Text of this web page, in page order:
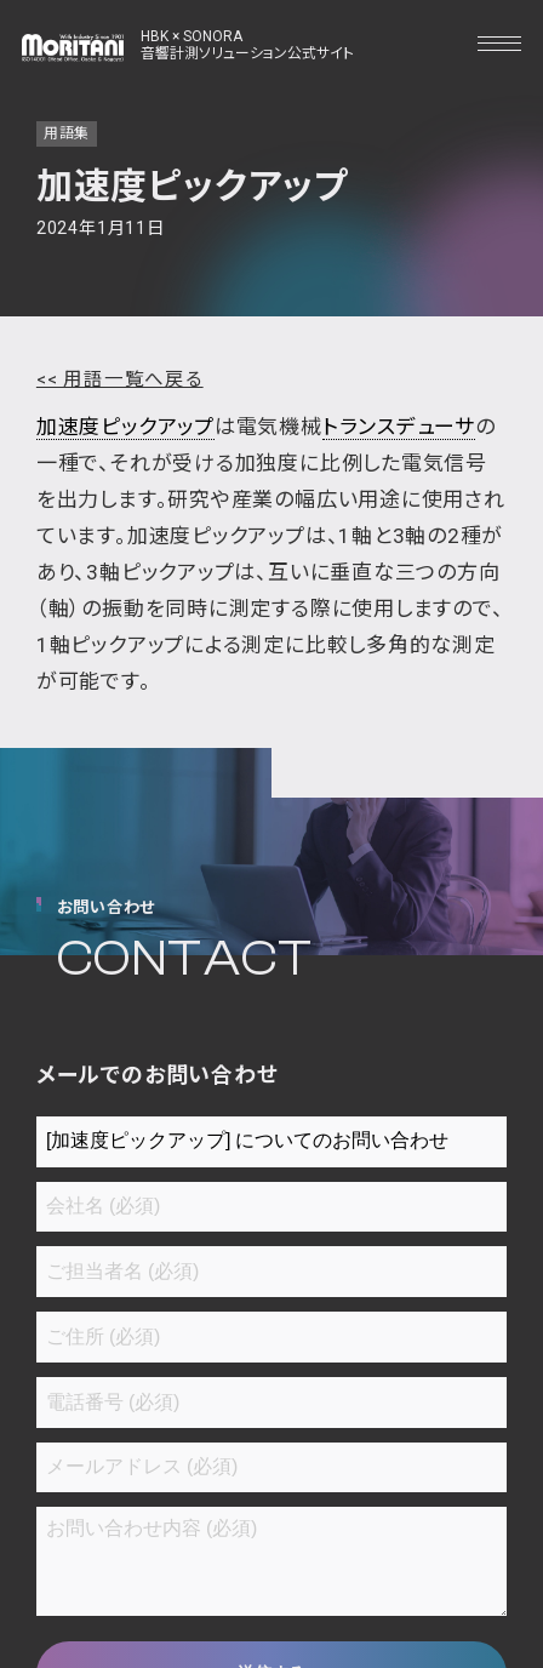
HBK × SONORA
音響計測ソリューション公式サイト
用語集
加速度ピックアップ
2024年1月11日
<< 用語一覧へ戻る
加速度ピックアップは電気機械トランスデューサの
一種で、それが受ける加独度に比例した電気信号
を出力します。研究や産業の幅広い用途に使用され
ています。加速度ピックアップは、1軸と3軸の2種が
あり、3軸ピックアップは、互いに垂直な三つの方向
（軸）の振動を同時に測定する際に使用しますので、
1軸ピックアップによる測定に比較し多角的な測定
が可能です。
お問い合わせ
CONTACT
メールでのお問い合わせ